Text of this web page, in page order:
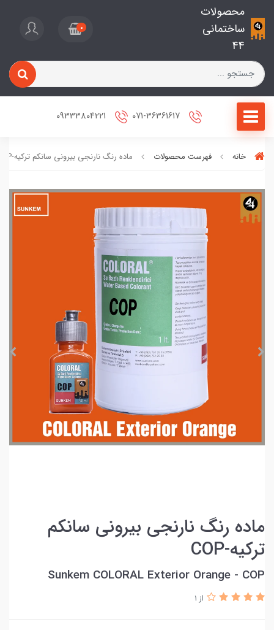
محصولات
ساختمانی
44
0
خانه فهرست محصولات ماده رنگ نارنجی بیرونی سانکم ترکیه-COP
ماده رنگ نارنجی بیرونی سانکم
ترکیه-COP
Sunkem COLORAL Exterior Orange - COP
از 1